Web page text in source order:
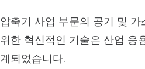
압축기 사업 부문의 공기 및
위한 혁신적인 기술은 산업 응
계되었습니다.